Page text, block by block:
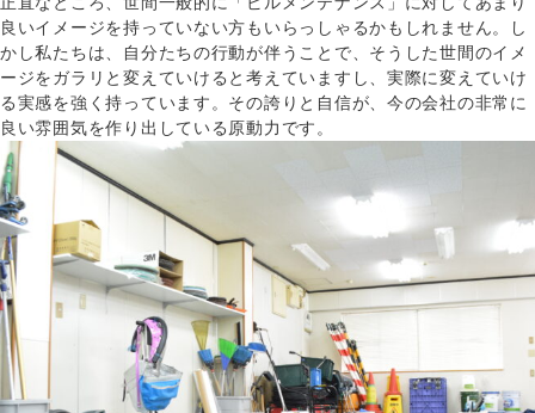
良いイメージを持っていない方もいらっしゃるかもしれません。し
かし私たちは、自分たちの行動が伴うことで、そうした世間のイメ
ージをガラリと変えていけると考えていますし、実際に変えていけ
る実感を強く持っています。その誇りと自信が、今の会社の非常に
良い雰囲気を作り出している原動力です。